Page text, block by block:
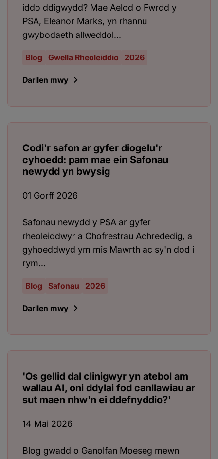
iddo ddigwydd? Mae Aelod o Fwrdd y
PSA, Eleanor Marks, yn rhannu
gwybodaeth allweddol...
Blog Gwella Rheoleiddio 2026
Darllen mwy
Codi'r safon ar gyfer diogelu'r
cyhoedd: pam mae ein Safonau
newydd yn bwysig
01 Gorff 2026
Safonau newydd y PSA ar gyfer
rheoleiddwyr a Chofrestrau Achrededig, a
gyhoeddwyd ym mis Mawrth ac sy'n dod i
rym...
Blog Safonau 2026
Darllen mwy
'Os gellid dal clinigwyr yn atebol am
wallau AI, oni ddylai fod canllawiau ar
sut maen nhw'n ei ddefnyddio?'
14 Mai 2026
Blog gwadd o Ganolfan Moeseg mewn